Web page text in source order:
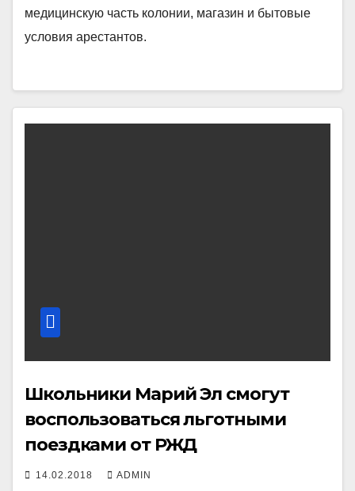
медицинскую часть колонии, магазин и бытовые
условия арестантов.
Школьники Марий Эл смогут
воспользоваться льготными
поездками от РЖД
14.02.2018 ADMIN